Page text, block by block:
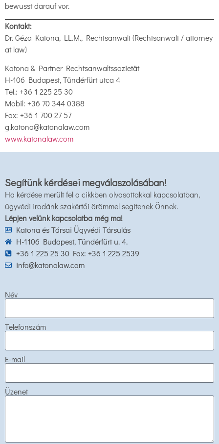
bewusst darauf vor.
Kontakt:
Dr. Géza Katona, LL.M., Rechtsanwalt (Rechtsanwalt / attorney
at law)
Katona & Partner Rechtsanwaltssozietät
H-106 Budapest, Tündérfürt utca 4
Tel.: +36 1 225 25 30
Mobil: +36 70 344 0388
Fax: +36 1 700 27 57
g.katona@katonalaw.com
www.katonalaw.com
Segítünk kérdései megválaszolásában!
Ha kérdése merült fel a cikkben olvasottakkal kapcsolatban,
ügyvédi irodánk szakértői örömmel segítenek Önnek.
Lépjen velünk kapcsolatba még ma!
Katona és Társai Ügyvédi Társulás
H-1106 Budapest, Tündérfürt u. 4.
+36 1 225 25 30 Fax: +36 1 225 2539
info@katonalaw.com
Név
Telefonszám
E-mail
Üzenet